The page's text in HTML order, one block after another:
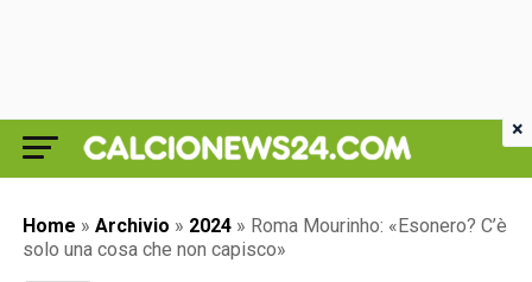
Home » Archivio » 2024 » Roma Mourinho: «Esonero? C’è
solo una cosa che non capisco»
×